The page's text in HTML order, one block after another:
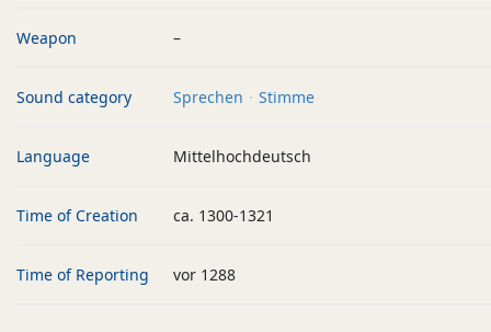
Weapon –
Sound category Sprechen Stimme
Language Mittelhochdeutsch
Time of Creation ca. 1300-1321
Time of Reporting vor 1288